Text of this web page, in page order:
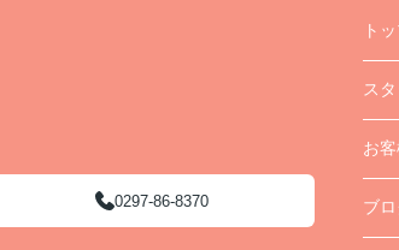
0297-86-8370
ト
ス
お
ブ